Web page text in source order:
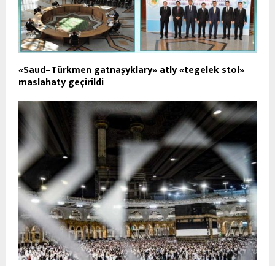
«Saud–Türkmen gatnaşyklary» atly «tegelek stol»
maslahaty geçirildi